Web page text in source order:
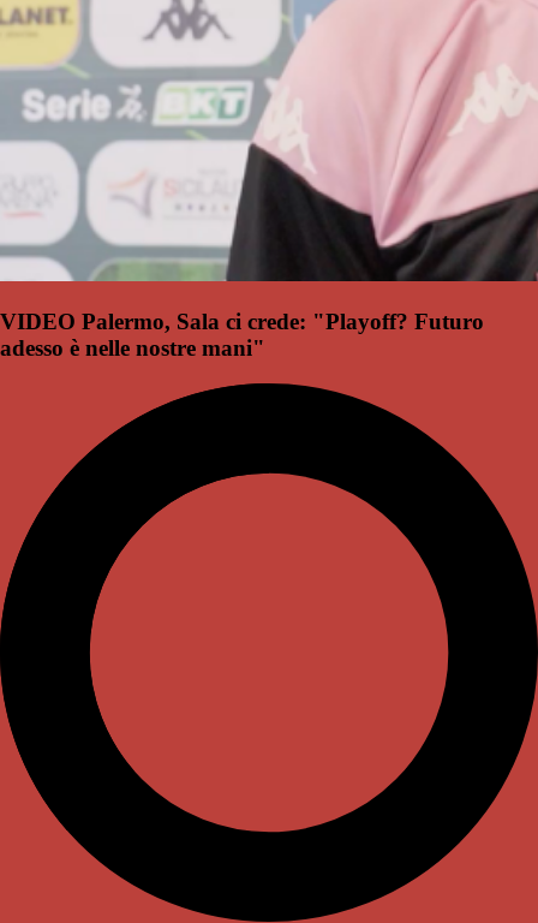
VIDEO Palermo, Sala ci crede: "Playoff? Futuro
adesso è nelle nostre mani"